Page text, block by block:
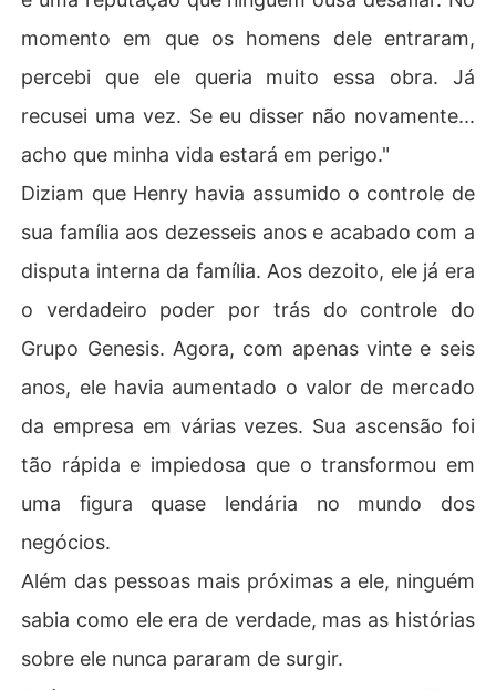
momento em que os homens dele entraram,
percebi que ele queria muito essa obra. Já
recusei uma vez. Se eu disser não novamente...
acho que minha vida estará em perigo."
Diziam que Henry havia assumido o controle de
sua família aos dezesseis anos e acabado com a
disputa interna da família. Aos dezoito, ele já era
o verdadeiro poder por trás do controle do
Grupo Genesis. Agora, com apenas vinte e seis
anos, ele havia aumentado o valor de mercado
da empresa em várias vezes. Sua ascensão foi
tão rápida e impiedosa que o transformou em
uma figura quase lendária no mundo dos
negócios.
Além das pessoas mais próximas a ele, ninguém
sabia como ele era de verdade, mas as histórias
sobre ele nunca pararam de surgir.